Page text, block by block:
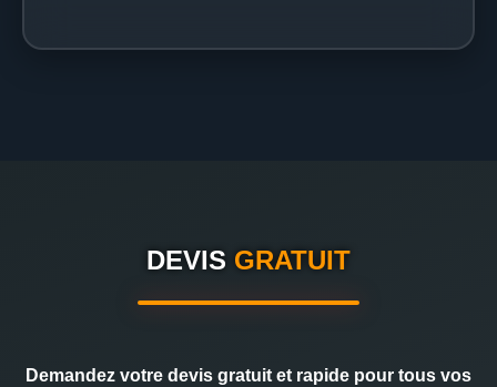
DEVIS GRATUIT
Demandez votre devis gratuit et rapide pour tous vos